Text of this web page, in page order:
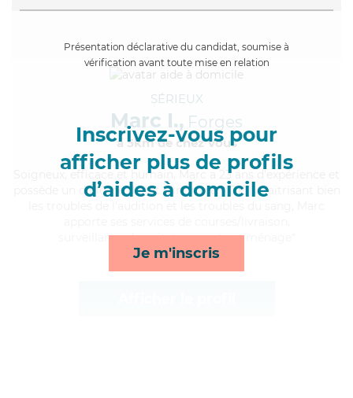
Présentation déclarative du candidat, soumise à
vérification avant toute mise en relation
Inscrivez-vous pour
afficher plus de profils
d’aides à domicile
Je m'inscris
SÉRIEUX
Marc I., Forges
à 5km de chez Vous
, efficace et humain, Marc a 23 ans d'expérience et
possède un diplôme d'Etat d'infirmier (DEI). Maitrisant bien
surveillance de nuit, transports et ménage*